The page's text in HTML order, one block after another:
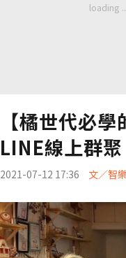
【橘世代必
LINE線上群
2021-07-12 17:36 文／智